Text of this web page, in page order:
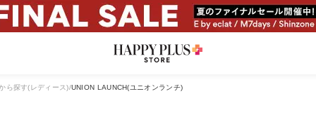
ら探す(レディース) UNION LAUNCH(ユニオンランチ)